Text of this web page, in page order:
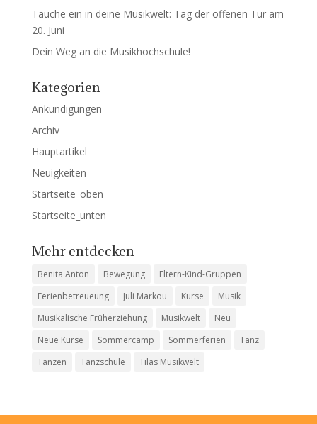
Tauche ein in deine Musikwelt: Tag der offenen Tür am
20. Juni
Dein Weg an die Musikhochschule!
Kategorien
Ankündigungen
Archiv
Hauptartikel
Neuigkeiten
Startseite_oben
Startseite_unten
Mehr entdecken
Benita Anton Bewegung
Eltern-Kind-Gruppen
Ferienbetreueung
Juli Markou Kurse
Musik
Musikalische Früherziehung
Musikwelt
Neu
Neue Kurse
Sommercamp Sommerferien
Tanz
Tanzen
Tanzschule Tilas Musikwelt